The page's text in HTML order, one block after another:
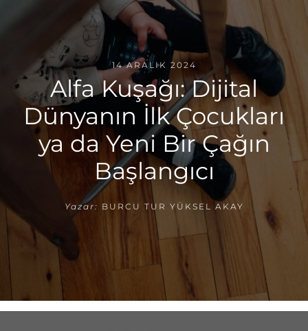
14 ARALIK 2024
Alfa Kuşağı: Dijital
Dünyanın İlk Çocukları
ya da Yeni Bir Çağın
Başlangıcı
Yazar: BURCU TUR YÜKSEL AKAY